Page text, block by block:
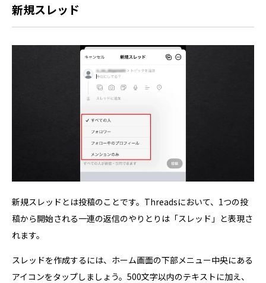
新規スレッド
新規スレッドとは投稿のことです。Threadsにおいて、1つの投
稿から開始される一連の返信のやりとりは「スレッド」と表現さ
れます。
スレッドを作成するには、ホーム画面の下部メニュー中央にある
アイコンをタップしましょう。500文字以内のテキストに加え、